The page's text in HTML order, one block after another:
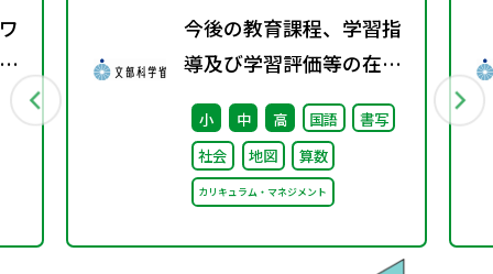
今後の教育課程、学習指
導及び学習評価等の在り
方に関する有識者検討会
の論点整理を掲載しまし
た
小 中 高 国語
書写
社会
地図 算数
カリキュラム・マネジメント